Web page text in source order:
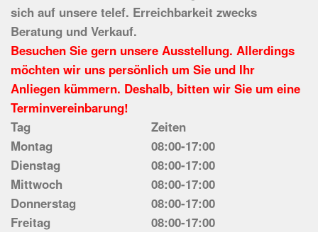
sich auf unsere telef. Erreichbarkeit zwecks
Beratung und Verkauf.
Besuchen Sie gern unsere Ausstellung. Allerdings
möchten wir uns persönlich um Sie und Ihr
Anliegen kümmern. Deshalb, bitten wir Sie um eine
Terminvereinbarung!
Tag
Zeiten
Montag
08:00-17:00
Dienstag
08:00-17:00
Mittwoch
08:00-17:00
Donnerstag
08:00-17:00
Freitag
08:00-17:00